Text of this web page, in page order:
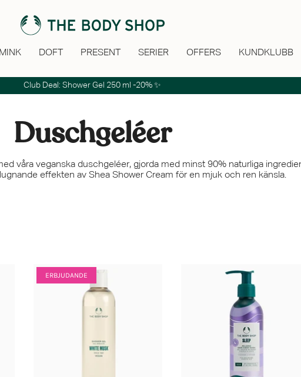
DOFT PRESENT SERIER OFFERS KUNDKLUBB
Club Deal: Shower Gel 250 ml -20% ✨
Duschgeléer
våra veganska duschgeléer, gjorda med minst 90% naturliga
effekten av Shea Shower Cream för en mjuk och ren känsla.
ERBJUDANDE